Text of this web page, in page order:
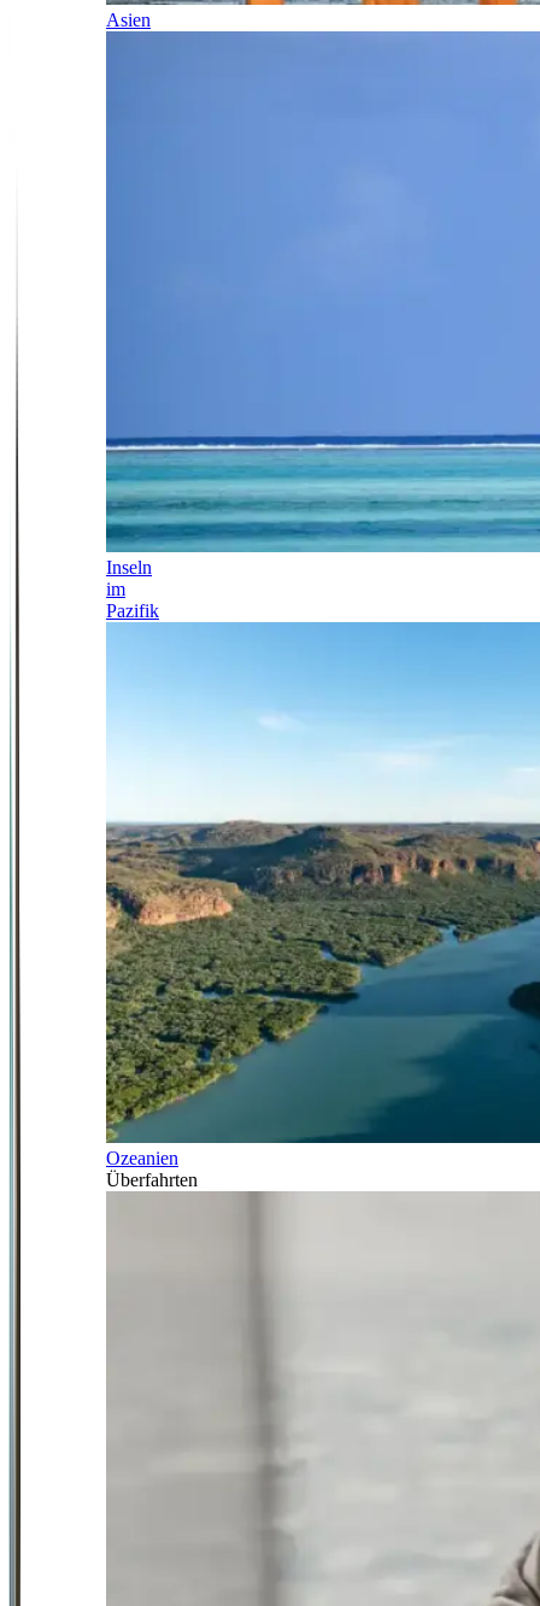
Asien
Inseln
im
Pazifik
Ozeanien
Überfahrten